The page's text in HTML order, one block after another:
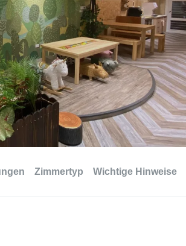
Zimmertyp Wichtige Hinweise